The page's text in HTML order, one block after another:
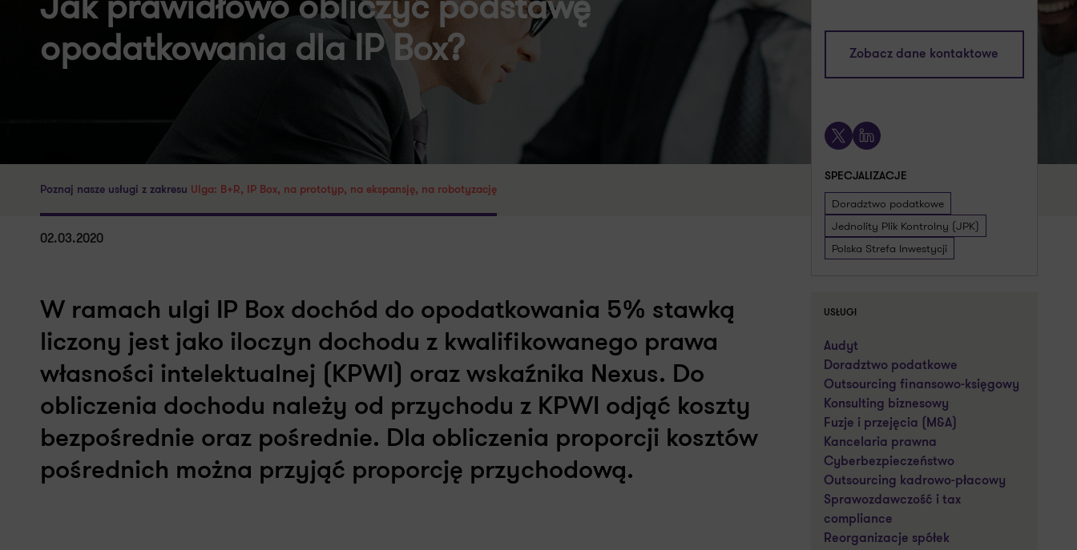
opodatkowania dla IP Box?
Zobacz dane kontaktowe
X LinkedIn
SPECJALIZACJE
Doradztwo podatkowe
Jednolity Plik Kontrolny (JPK)
Polska Strefa Inwestycji
USŁUGI
Audyt
Doradztwo podatkowe
Outsourcing finansowo-księgowy
Konsulting biznesowy
Fuzje i przejęcia (M&A)
Kancelaria prawna
Cyberbezpieczeństwo
Outsourcing kadrowo-płacowy
Sprawozdawczość i tax
compliance
Reorganizacje spółek
Poznaj nasze usługi z zakresu Ulga: B+R, IP Box, na prototyp, na ekspansję, na robotyzację
02.03.2020
W ramach ulgi IP Box dochód do opodatkowania 5% stawką
liczony jest jako iloczyn dochodu z kwalifikowanego prawa
własności intelektualnej (KPWI) oraz wskaźnika Nexus. Do
obliczenia dochodu należy od przychodu z KPWI odjąć koszty
bezpośrednie oraz pośrednie. Dla obliczenia proporcji kosztów
pośrednich można przyjąć proporcję przychodową.